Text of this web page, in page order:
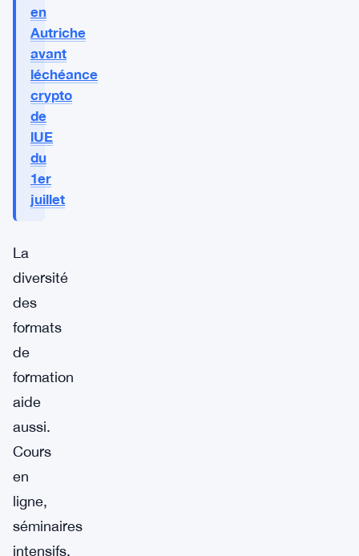
en
Autriche
avant
léchéance
crypto
de
lUE
du
1er
juillet
La
diversité
des
formats
de
formation
aide
aussi.
Cours
en
ligne,
séminaires
intensifs,